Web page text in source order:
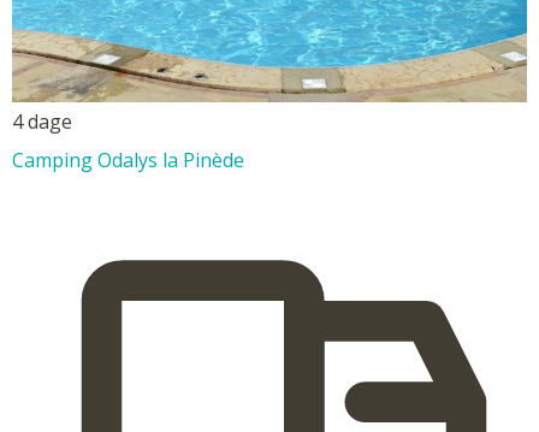
4 dage
Camping Odalys la Pinède